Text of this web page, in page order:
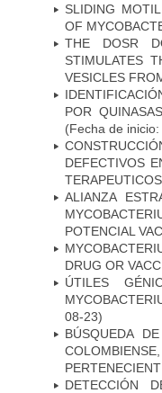
SLIDING
OF
THE DOSR
STIMULATES
VESICLES
POR
(Fecha de
DEFECTIVOS
ALIANZA
POTENCIAL
DRUG OR
ÚTILES
08-23)
BÚSQUEDA
DETECCIÓN